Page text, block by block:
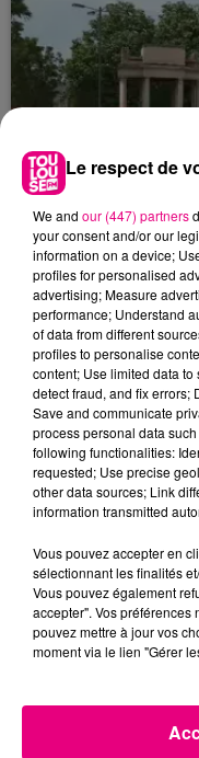
22 juillet 2026
Toulouse :
secteur
Le respect de
We and our (447) partners
your consent and/or our
information on a device;
profiles for personalised
advertising; Measure
performance; Understand
of data from different
profiles to personalise
content; Use limited data
detect fraud, and fix errors;
Save and communicate
process personal data
following functionalities:
requested; Use precise
other data sources; Link
information transmitted
Vous pouvez accepter en
sélectionnant les finalités
Vous pouvez également
accepter". Vos préférences
pouvez mettre à jour vos
moment via le lien "Gérer